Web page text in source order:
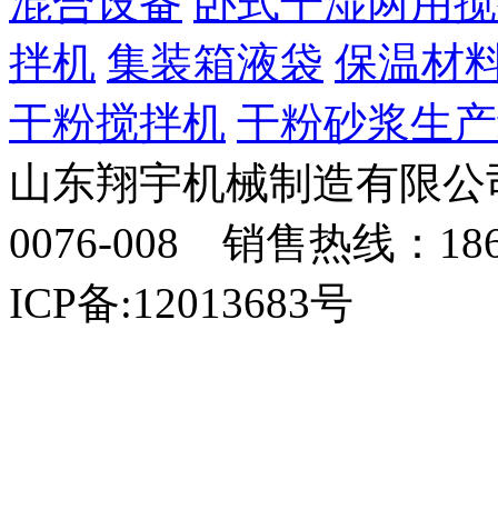
拌机 集装箱液袋 保温材
干粉搅拌机 干粉砂浆生
山东翔宇机械制造有限
0076-008 销售热线：
ICP备:12013683号